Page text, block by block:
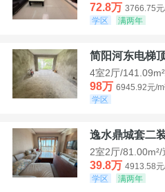
72.8万 3766.75元
学区
满两年
简阳河东电梯
4室2厅/
98万 6945.92元/
学区
逸水鼎城套二
2室2厅/81.00m²/
39.8万 4913.58元
学区
满两年